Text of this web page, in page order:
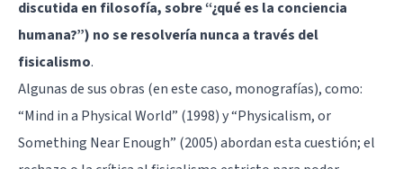
discutida en filosofía, sobre “¿qué es la conciencia
humana?”) no se resolvería nunca a través del
fisicalismo.
Algunas de sus obras (en este caso, monografías), como:
“Mind in a Physical World” (1998) y “Physicalism, or
Something Near Enough” (2005) abordan esta cuestión; el